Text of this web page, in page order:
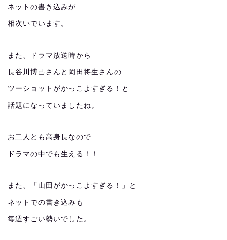
ネットの書き込みが
相次いでいます。
また、ドラマ放送時から
長谷川博己さんと岡田将生さんの
ツーショットがかっこよすぎる！と
話題になっていましたね。
お二人とも高身長なので
ドラマの中でも生える！！
また、「山田がかっこよすぎる！」と
ネットでの書き込みも
毎週すごい勢いでした。